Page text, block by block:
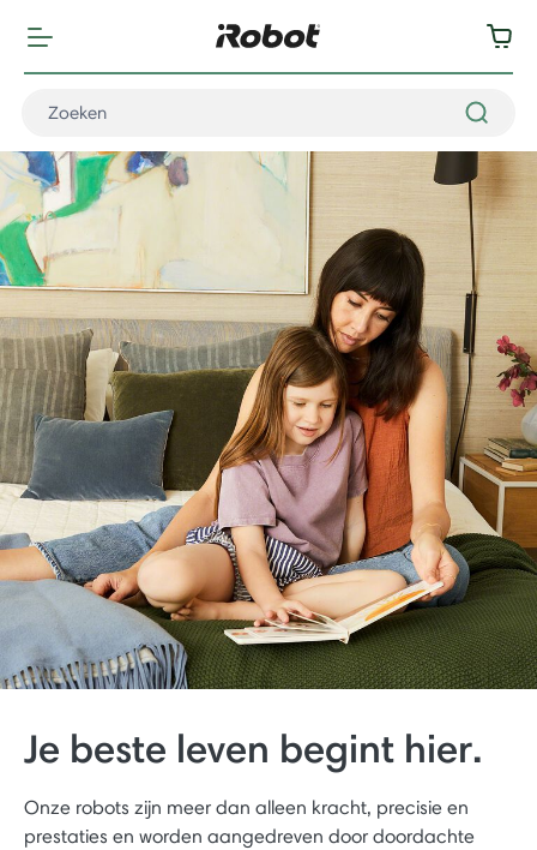
Je beste leven begint hier.
Onze robots zijn meer dan alleen kracht, precisie en
prestaties en worden aangedreven door doordachte